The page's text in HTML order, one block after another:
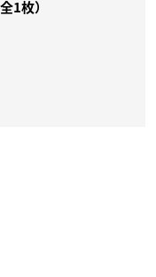
1枚）